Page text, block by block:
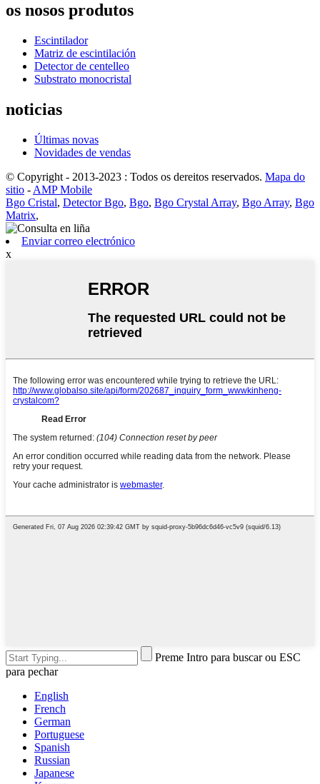
os nosos produtos
Escintilador
Matriz de escintilación
Detector de centelleo
Substrato monocristal
noticias
Últimas novas
Novidades de vendas
© Copyright - 2013-2023 : Todos os dereitos reservados. Mapa do
sitio - AMP Mobile
Bgo Cristal, Detector Bgo, Bgo, Bgo Crystal Array, Bgo Array, Bgo
Matrix,
Enviar correo electrónico
x
Preme Intro para buscar ou ESC
para pechar
English
French
German
Portuguese
Spanish
Russian
Japanese